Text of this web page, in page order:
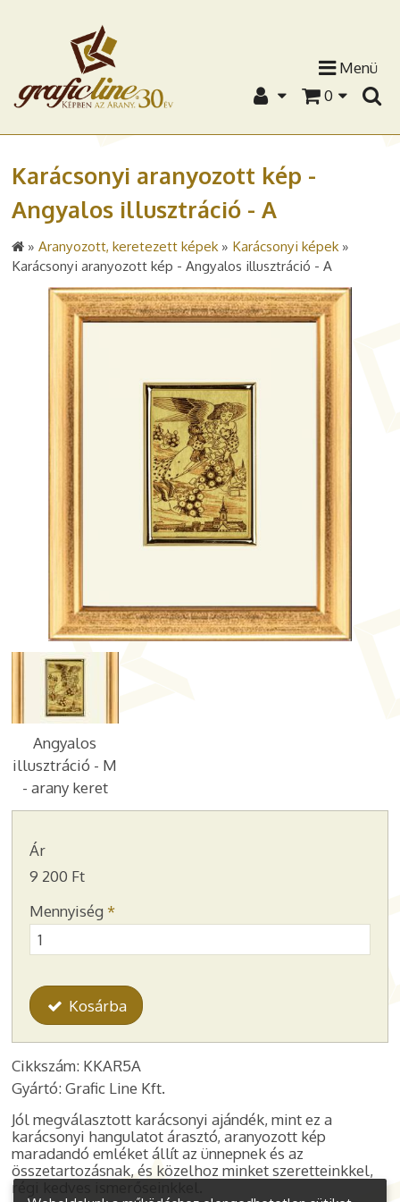
Menü
0
Karácsonyi aranyozott kép -
Angyalos illusztráció - A
» Aranyozott, keretezett képek» Karácsonyi képek»
Karácsonyi aranyozott kép - Angyalos illusztráció - A
Angyalos
illusztráció - M
- arany keret
Ár
9 200 Ft
Mennyiség *
Kosárba
Cikkszám: KKAR5A
Gyártó: Grafic Line Kft.
Jól megválasztott karácsonyi ajándék, mint ez a
karácsonyi hangulatot árasztó, aranyozott kép
maradandó emléket állít az ünnepnek és az
összetartozásnak, és közelhoz minket szeretteinkkel,
régi kedves ismerőseinkkel